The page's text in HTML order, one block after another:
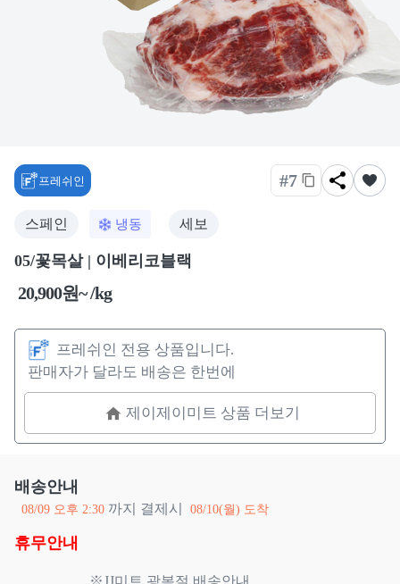
프레쉬인 #7
스페인 냉동 세보
05/꽃목살 | 이베리코블랙
20,900원~ /kg
프레쉬인 전용 상품입니다.
판매자가 달라도 배송은 한번에
제이제이미트 상품 더보기
배송안내
08/09 오후 2:30 까지 결제시 08/10(월) 도착
휴무안내